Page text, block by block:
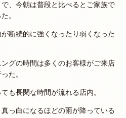
、今朝は普段と比べるとご家族で
。
断続的に強くなったり弱くなった
グの時間は多くのお客様がご来店
た。
も長閑な時間が流れる店内。
っ白になるほどの雨が降っている